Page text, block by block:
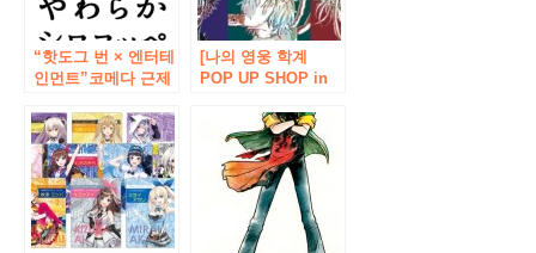
“핫도그 번 × 엔터테
인먼트”코메다 근제
뻬”아키하바라 점
2018 년 10 월 19 일
(금) 10시 오픈
[나의 영웅 학계
POP UP SHOP in
취미 천국]가 개최!
2018 년 9 월 15 일
(토)부터 9 월 30 일
(일)까지.